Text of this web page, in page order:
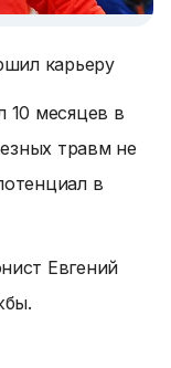
карьеру
10 месяцев в
травм не
в
Евгений